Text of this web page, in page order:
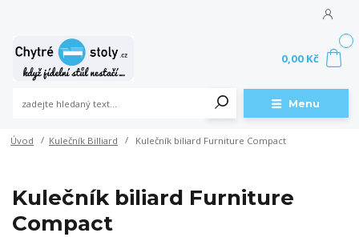
Menu
0,00 Kč
Úvod Kulečník Billiard Kulečník biliard Furniture Compact
Kulečník biliard Furniture
Compact